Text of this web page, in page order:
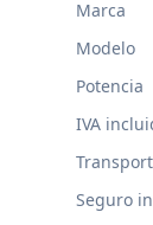
Marca
Modelo
Potencia
IVA
Seguro